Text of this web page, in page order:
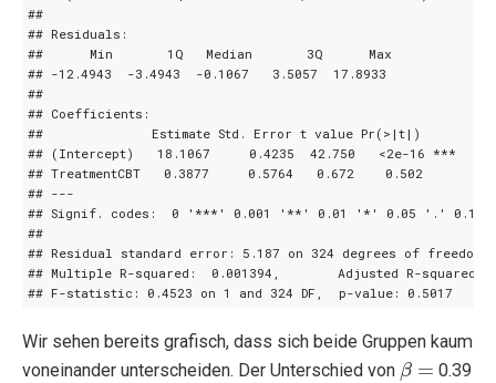
Wir sehen bereits grafisch, dass sich beide Gruppen kaum
voneinander unterscheiden. Der Unterschied von
β
0.39